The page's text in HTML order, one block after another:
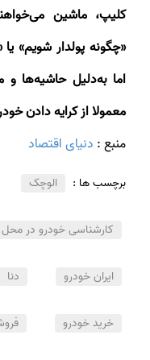
کلیپ، ماشین
«چگونه پولدار شویم»
اما به‌دلیل حاشیه‌ها و
معمولا از کرایه دادن
منبع : دنیای اقتصاد
برچسب ها : الوچک
کارشناسی خودرو در محل
ایران خودرو دنا
خرید خودرو